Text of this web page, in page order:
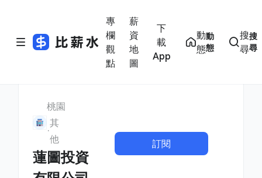
專
欄
觀
點
薪
資
地
圖
下
載
App
動
態
動
態
搜
尋
搜
尋
桃園
其
他
蓮圖投資
訂閱